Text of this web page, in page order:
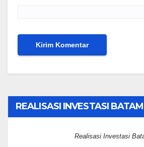
REALISASI INVESTASI
Realisasi Investasi